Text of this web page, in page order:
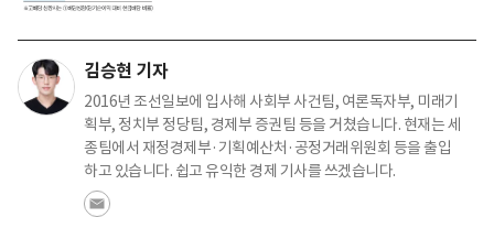
김승현 기자
2016년 조선일보에 입사해 사회부 사건팀, 여론독자부, 미래기
획부, 정치부 정당팀, 경제부 증권팀 등을 거쳤습니다. 현재는 세
종팀에서 재정경제부·기획예산처·공정거래위원회 등을 출입
하고 있습니다. 쉽고 유익한 경제 기사를 쓰겠습니다.